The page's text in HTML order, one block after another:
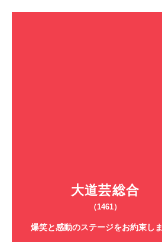
大道芸総合
（1461）
爆笑と感動のステージをお約束し